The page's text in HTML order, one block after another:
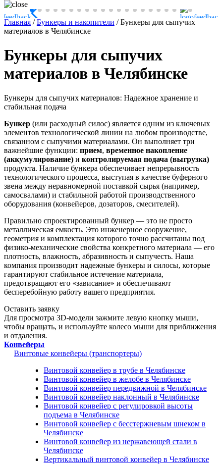
Главная /Бункеры и накопители /Бункеры для сыпучих
материалов в Челябинске
Бункеры для сыпучих
материалов в Челябинске
Бункеры для сыпучих материалов: Надежное хранение и
стабильная подача
Бункер (или расходный силос) является одним из ключевых
элементов технологической линии на любом производстве,
связанном с сыпучими материалами. Он выполняет три
важнейшие функции: прием, временное накопление
(аккумулирование) и контролируемая подача (выгрузка)
продукта. Наличие бункера обеспечивает непрерывность
технологического процесса, выступая в качестве буферного
звена между неравномерной поставкой сырья (например,
самосвалами) и стабильной работой производственного
оборудования (конвейеров, дозаторов, смесителей).
Правильно спроектированный бункер — это не просто
металлическая емкость. Это инженерное сооружение,
геометрия и комплектация которого точно рассчитаны под
физико-механические свойства конкретного материала — его
плотность, влажность, абразивность и сыпучесть. Наша
компания производит надежные бункеры и силосы, которые
гарантируют стабильное истечение материала,
предотвращают его «зависание» и обеспечивают
бесперебойную работу вашего предприятия.
Оставить заявку
Для просмотра 3D-модели зажмите левую кнопку мыши,
чтобы вращать, и используйте колесо мыши для приближения
и отдаления.
Конвейеры
Винтовые конвейеры (транспортеры)
Винтовой конвейер в трубе в Челябинске
Винтовой конвейер в желобе в Челябинске
Винтовой конвейер передвижной в Челябинске
Винтовой конвейер наклонный в Челябинске
Винтовой конвейер с регулировкой высоты
подъема в Челябинске
Винтовой конвейер с бесстержневым шнеком в
Челябинске
Винтовой конвейер из нержавеющей стали в
Челябинске
Вертикальный винтовой конвейер в Челябинске